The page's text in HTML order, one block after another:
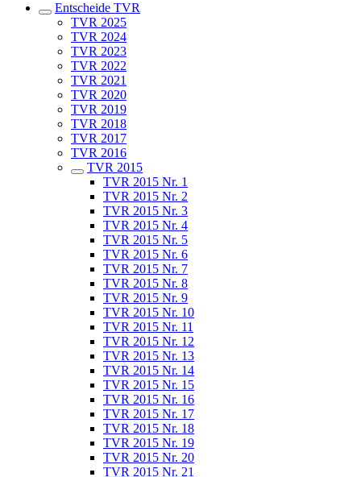
Entscheide TVR
TVR 2025
TVR 2024
TVR 2023
TVR 2022
TVR 2021
TVR 2020
TVR 2019
TVR 2018
TVR 2017
TVR 2016
TVR 2015
TVR 2015 Nr. 1
TVR 2015 Nr. 2
TVR 2015 Nr. 3
TVR 2015 Nr. 4
TVR 2015 Nr. 5
TVR 2015 Nr. 6
TVR 2015 Nr. 7
TVR 2015 Nr. 8
TVR 2015 Nr. 9
TVR 2015 Nr. 10
TVR 2015 Nr. 11
TVR 2015 Nr. 12
TVR 2015 Nr. 13
TVR 2015 Nr. 14
TVR 2015 Nr. 15
TVR 2015 Nr. 16
TVR 2015 Nr. 17
TVR 2015 Nr. 18
TVR 2015 Nr. 19
TVR 2015 Nr. 20
TVR 2015 Nr. 21